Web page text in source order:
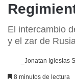
El intercambio
y el zar de Rusia
_Jonatan Iglesias
8 minutos de lectura